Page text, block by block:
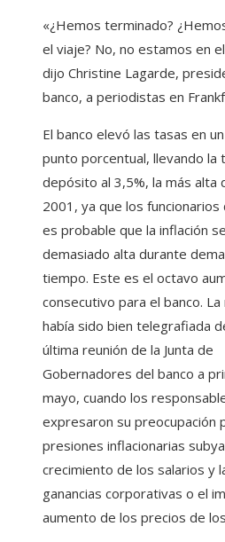
«¿Hemos terminado?
el viaje? No, no estamos en
dijo Christine Lagarde,
banco, a periodistas en
El banco elevó las tasas en
punto porcentual, llevando la
depósito al 3,5%, la más alta
2001, ya que los funcionarios
es probable que la inflación
demasiado alta durante
tiempo. Este es el octavo
consecutivo para el banco. La
había sido bien telegrafiada
última reunión de la Junta de
Gobernadores del banco a
mayo, cuando los
expresaron su preocupación
presiones inflacionarias
crecimiento de los salarios y
ganancias corporativas o el
aumento de los precios de